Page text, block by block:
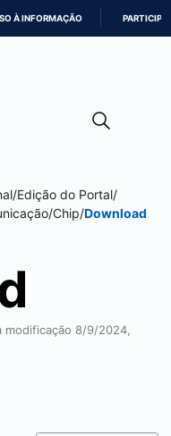
À INFORMAÇÃO PARTICIPE
/Edição do Portal/
/Chip/Download
8/9/2024,